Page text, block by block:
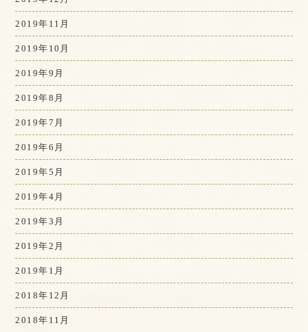
2019年11月
2019年10月
2019年9月
2019年8月
2019年7月
2019年6月
2019年5月
2019年4月
2019年3月
2019年2月
2019年1月
2018年12月
2018年11月